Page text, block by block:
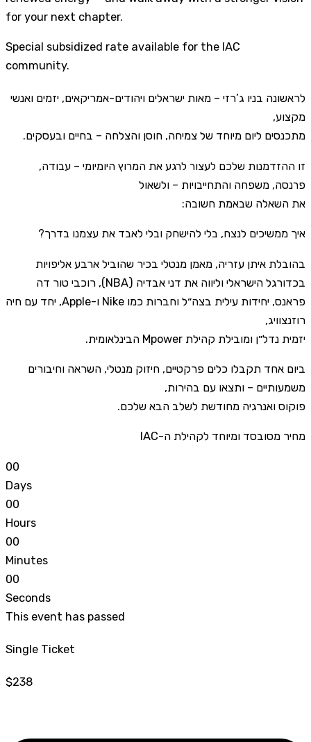
for your next chapter.
Special subsidized rate available for the IAC
community.
לראשונה בניו ג’רזי – מאות ישראלים ויהודים-אמריקאים, יזמים ואנשי
מקצוע,
מתכנסים ליום מיוחד של צמיחה, חוסן והצלחה – בחיים ובעסקים.
זו ההזדמנות שלכם לעצור לרגע את המרוץ היומיומי – עבודה,
פרנסה, משפחה והתחייבויות – ולשאול
את השאלה שבאמת חשובה:
איך ממשיכים לנצח, בלי להישחק ובלי לאבד את עצמנו בדרך?
בהובלת איתן עזריה, מאמן מנטלי בכיר שהוביל ארבע אליפויות
בכדורגל הישראלי וליווה את דני אבדיה (NBA), רוכבי טור דה
פראנס, יחידות עילית בצה״ל וחברות כמו Nike ו-Apple, יחד עם חיה
רוזנצוויג,
יזמית נדל״ן ומובילת קהילת Mpower הבינלאומית.
ביום אחד תקבלו כלים פרקטיים, חיזוק מנטלי, השראה וחיבורים
משמעותיים – ותצאו עם בהירות,
פוקוס ואנרגיה מחודשת לשלב הבא שלכם.
מחיר מסובסד ומיוחד לקהילת ה-IAC
00
Days
00
Hours
00
Minutes
00
Seconds
This event has passed
Single Ticket
$238